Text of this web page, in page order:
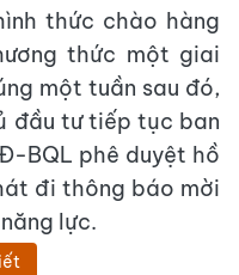
thức chào hàng
thức một giai
một tuần sau đó,
đầu tư tiếp tục ban
BQL phê duyệt hồ
đi thông báo mời
lực.